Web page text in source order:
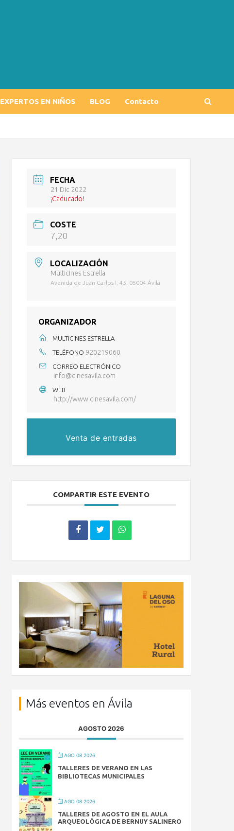
EXPERTOS EN NIÑOS BLOG Contacto
FECHA
21 Dic 2022
¡Caducado!
COSTE
7,20
LOCALIZACIÓN
Multicines Estrella
Avenida de Juan Carlos I, 45. 05004 Ávila
ORGANIZADOR
MULTICINES ESTRELLA
TELÉFONO 920219060
CORREO ELECTRÓNICO
info@cinesavila.com
WEB
http://www.cinesavila.com/
Venta de entradas
COMPARTIR ESTE EVENTO
Más eventos en Ávila
AGOSTO 2026
AGO 08 2026
TALLERES DE VERANO EN LAS
BIBLIOTECAS MUNICIPALES
AGO 08 2026
TALLERES DE AGOSTO EN EL AULA
ARQUEOLÓGICA DE BERNUY SALINERO